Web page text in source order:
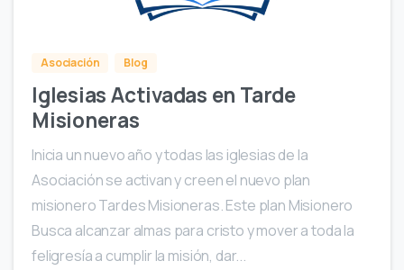
Asociación Blog
Iglesias Activadas en Tarde
Misioneras
Inicia un nuevo año y todas las iglesias de la
Asociación se activan y creen el nuevo plan
misionero Tardes Misioneras. Este plan Misionero
Busca alcanzar almas para cristo y mover a toda la
feligresía a cumplir la misión, dar...